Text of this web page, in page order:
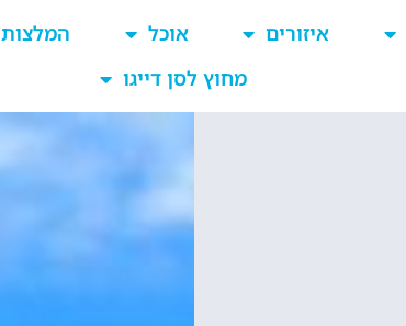
איזורים אוכל המלצות
מחוץ לסן דייגו